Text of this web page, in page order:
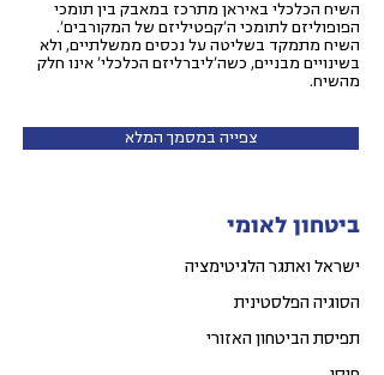
השיח הכלכלי באיראן מתרכז במאבק בין תומכי
הפופוליזם לתומכי ה'קפטיליזם של המקורבים'.
השיח מתמקד בשליטה על נכסים ממשלתיים, ולא
בשינויים מבניים, כשה'ליברליזם הכלכלי' אינו חלק
מהשיח.
צפייה במסמך המלא
ביטחון לאומי
ישראל ואתגר הלגיטימציה
הסוגיה הפלסטינית
תפיסת הביטחון האזורי